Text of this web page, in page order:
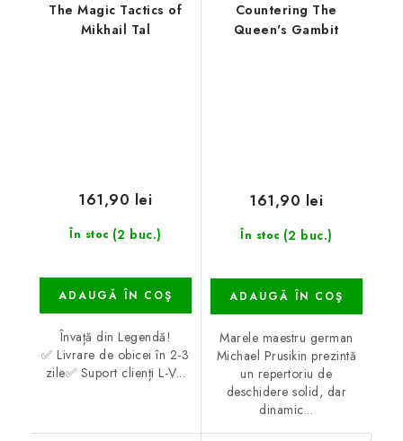
The Magic Tactics of
Mikhail Tal
În stoc (2 buc.)
161,90 lei
ADAUGĂ ÎN COŞ
Învață din Legendă!
✅ Livrare de obicei în 2-3
zile✅ Suport clienți L-V...
Countering The
Queen's Gambit
În stoc (2 buc.)
161,90 lei
ADAUGĂ ÎN COŞ
Marele maestru german
Michael Prusikin prezintă
un repertoriu de
deschidere solid, dar
dinamic...